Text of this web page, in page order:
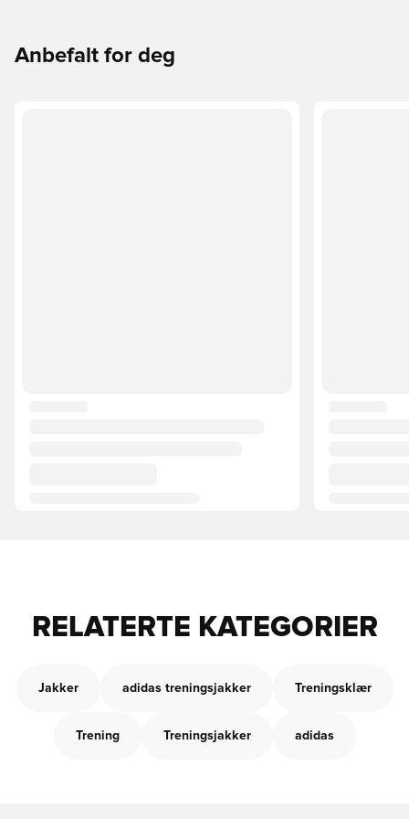
Anbefalt for deg
RELATERTE KATEGORIER
Jakker adidas treningsjakker Treningsklær
Trening Treningsjakker adidas